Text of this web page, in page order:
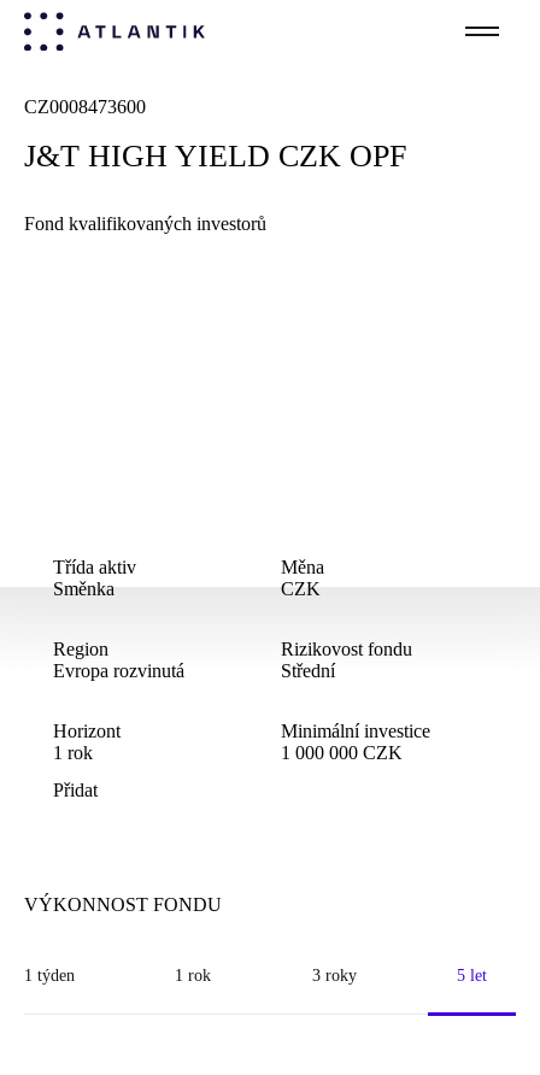
CZ0008473600
J&T HIGH YIELD CZK OPF
Fond kvalifikovaných investorů
Třída aktiv
Směnka
Měna
CZK
Region
Evropa rozvinutá
Rizikovost fondu
Střední
Horizont
1 rok
Minimální investice
1 000 000 CZK
Přidat
VÝKONNOST FONDU
1 týden 1 rok 3 roky 5 let